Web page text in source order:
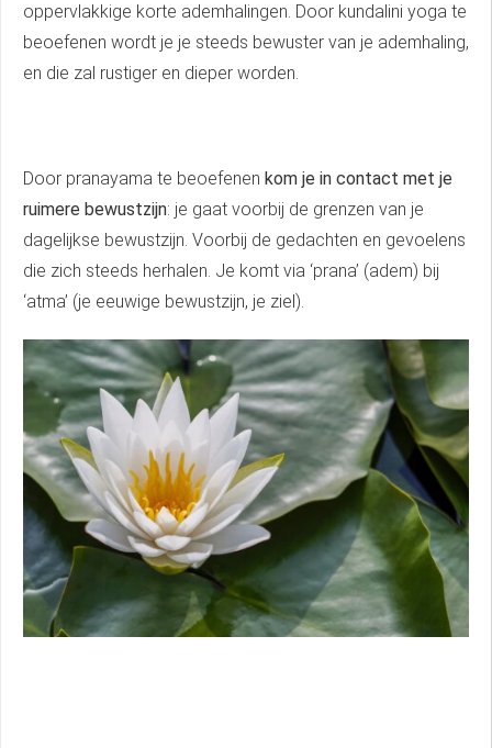
oppervlakkige korte ademhalingen. Door kundalini yoga te
beoefenen wordt je je steeds bewuster van je ademhaling,
en die zal rustiger en dieper worden.
Door pranayama te beoefenen kom je in contact met je
ruimere bewustzijn: je gaat voorbij de grenzen van je
dagelijkse bewustzijn. Voorbij de gedachten en gevoelens
die zich steeds herhalen. Je komt via ‘prana’ (adem) bij
‘atma’ (je eeuwige bewustzijn, je ziel).